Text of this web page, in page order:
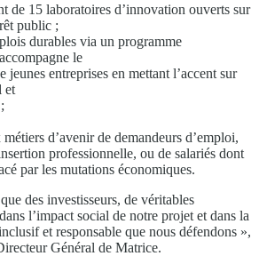
de 15 laboratoires d’innovation ouverts sur
public ;
durables via un programme
le
jeunes entreprises en mettant l’accent sur
et
d’avenir de demandeurs d’emploi,
professionnelle, ou de salariés dont
par les mutations économiques.
des investisseurs, de véritables
l’impact social de notre projet et dans la
et responsable que nous défendons »,
Général de Matrice.